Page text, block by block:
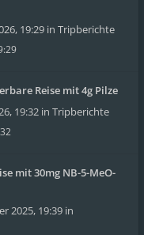
19:29 in Tripberichte
Reise mit 4g Pilze
19:32 in Tripberichte
mit 30mg NB-5-MeO-
2025, 19:39 in